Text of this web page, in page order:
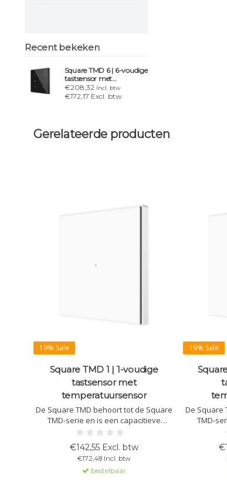
Recent bekeken
Square TMD 6 | 6-voudige
tastsensor met
temperatuursensor
€208,32 Incl. btw
€172,17 Excl. btw
Gerelateerde producten
19% Sale
Square TMD 1 | 1-voudige
tastsensor met
temperatuursensor
De Square TMD behoort tot de Square
TMD-serie en is een capacitieve
touchsensor met 1 bediening,
achtergrondverlichting, ingebouwde
thermostaat en temperatuursensor.
Diverse kleuren verkrijgbaar en
aangepast ontwerp mogelijk.
€142,55 Excl. btw
€172,48 Incl. btw
bestelbaar
19% Sale
De Square
TMD-
diverse